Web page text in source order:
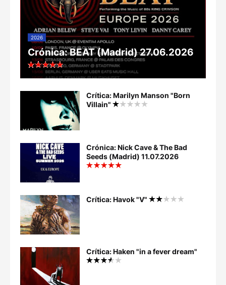
2026
Crónica: BEAT (Madrid) 27.06.2026
Crítica: Marilyn Manson "Born
Villain"
Crónica: Nick Cave & The Bad
Seeds (Madrid) 11.07.2026
Crítica: Havok "V"
Crítica: Haken "in a fever dream"